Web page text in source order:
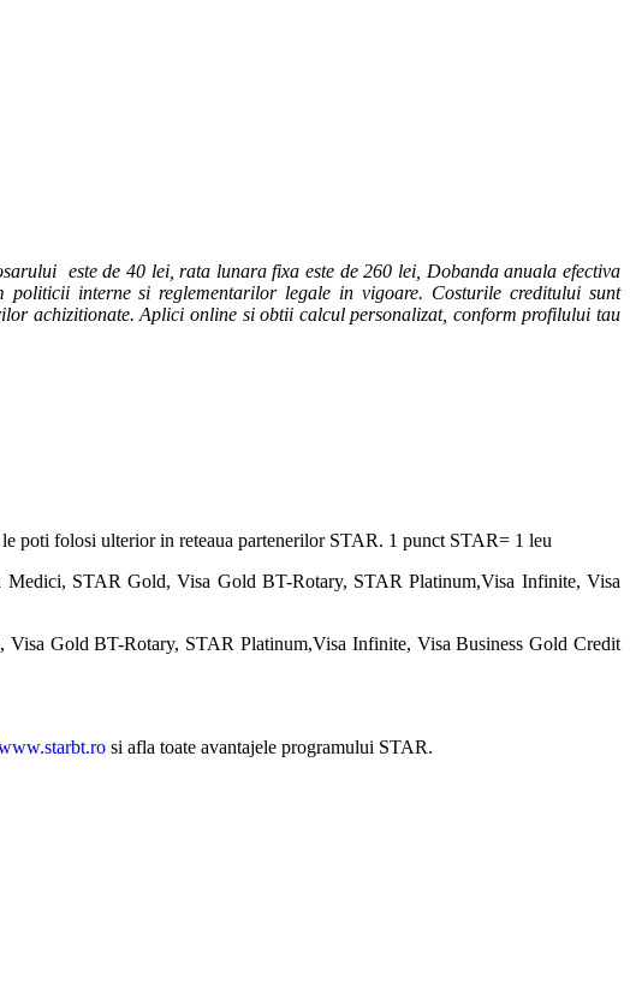
este de 40 lei, rata lunara fixa este de 260 lei, Dobanda anuala efectiva
interne si reglementarilor legale in vigoare. Costurile creditului sunt
achizitionate. Aplici online si obtii calcul personalizat, conform profilului tau
poti folosi ulterior in reteaua partenerilor STAR. 1 punct STAR= 1 leu
STAR Gold, Visa Gold BT-Rotary, STAR Platinum,Visa Infinite, Visa
Gold BT-Rotary, STAR Platinum,Visa Infinite, Visa Business Gold Credit
si afla toate avantajele programului STAR.